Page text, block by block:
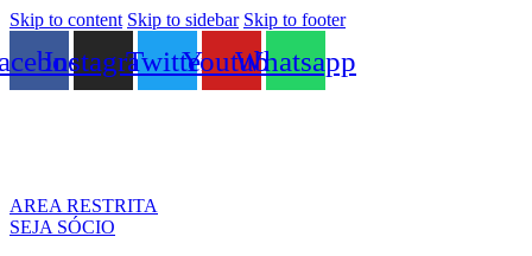
Skip to content Skip to sidebar Skip to footer
InstagramTwitterYoutubeWhatsapp
AREA RESTRITA
SEJA SÓCIO